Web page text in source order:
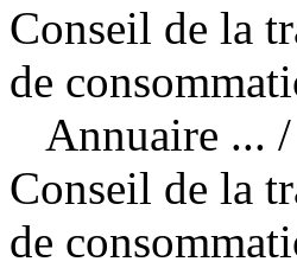
Conseil de la
de
Annuaire ...
Conseil de la
de